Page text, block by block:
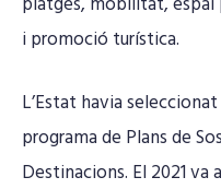
i promoció turística.
L’Estat havia
programa de Plans de
Destinacions. El 2021 va